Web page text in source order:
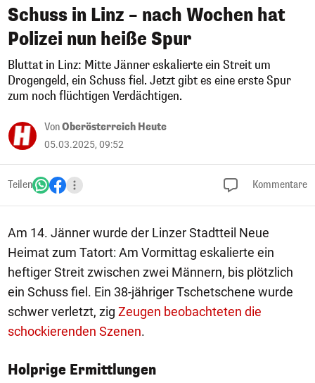
Schuss in Linz – nach Wochen hat
Polizei nun heiße Spur
Bluttat in Linz: Mitte Jänner eskalierte ein Streit um
Drogengeld, ein Schuss fiel. Jetzt gibt es eine erste Spur
zum noch flüchtigen Verdächtigen.
VonOberösterreich Heute
05.03.2025, 09:52
Teilen Kommentare
Am 14. Jänner wurde der Linzer Stadtteil Neue
Heimat zum Tatort: Am Vormittag eskalierte ein
heftiger Streit zwischen zwei Männern, bis plötzlich
ein Schuss fiel. Ein 38-jähriger Tschetschene wurde
schwer verletzt, zig Zeugen beobachteten die
schockierenden Szenen.
Holprige Ermittlungen